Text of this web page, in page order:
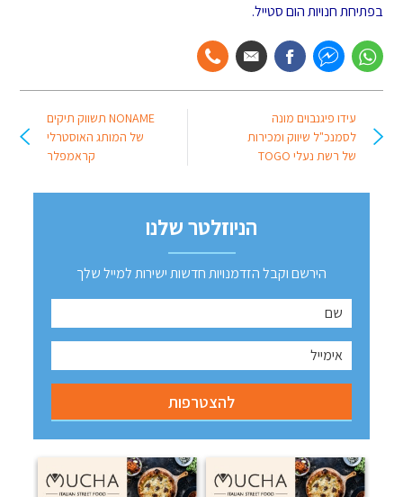
בפתיחת חנויות הום סטייל.
עידו פיגנבוים מונה
לסמנכ"ל שיווק ומכירות
של רשת נעלי TOGO
NONAME תשווק תיקים
של המותג האוסטרלי
קראמפלר
הניוזלטר שלנו
הירשם וקבל הזדמנויות חדשות ישירות למייל שלך